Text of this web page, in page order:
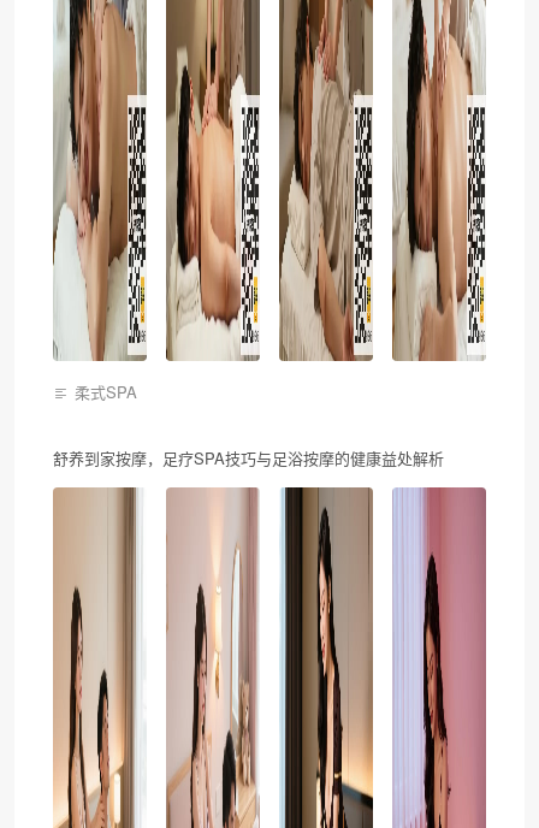
柔式SPA
舒养到家按摩，足疗SPA技巧与足浴按摩的健康益处解析